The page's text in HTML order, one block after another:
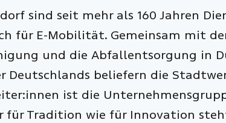
sind seit mehr als 160 Jahren
für E-Mobilität. Gemeinsam mit
und die Abfallentsorgung in
Deutschlands beliefern die
ist die
für Tradition wie für Innovation